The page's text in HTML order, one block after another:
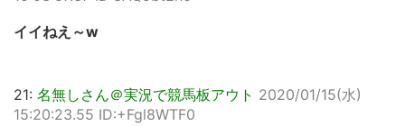
イイねえ～w
21: 名無しさん＠実況で競馬板アウト 2020/01/15(水)
15:20:23.55 ID:+Fgl8WTF0